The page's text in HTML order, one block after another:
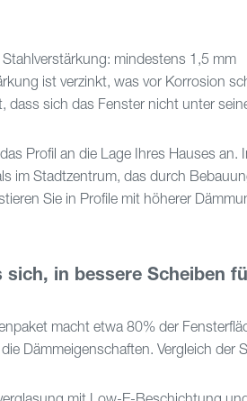
Stahlverstärkung: mindestens 1,5 mm
ist verzinkt, was vor Korrosion
dass sich das Fenster nicht unter
Profil an die Lage Ihres Hauses
im Stadtzentrum, das durch
Sie in Profile mit höherer
sich, in bessere Scheiben
macht etwa 80% der
Dämmeigenschaften. Vergleich der